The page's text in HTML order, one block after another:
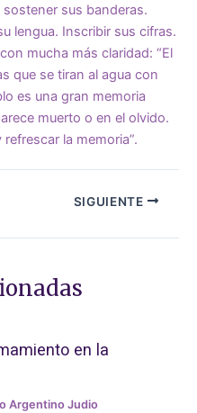
sus banderas.
lengua. Inscribir sus cifras.
mucha más claridad: “El
que se tiran al agua con
es una gran memoria
muerto o en el olvido.
la memoria”.
SIGUIENTE
en la
Argentino Judio